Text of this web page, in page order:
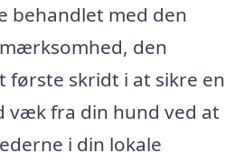
behandlet med den
den
første skridt i at sikre en
væk fra din hund ved at
i din lokale